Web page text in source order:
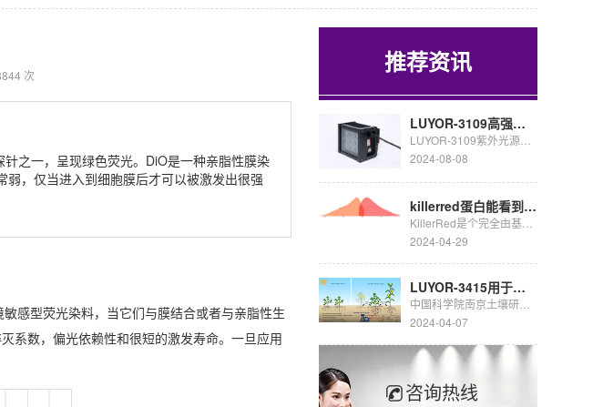
推荐资讯
LUYOR-3109高强度紫外催化光源促销
2024-08-08
killerred蛋白能看到荧光吗
2024-04-29
LUYOR-3415用于豆科生物固氮的研究
2024-04-07
咨询热线
次
之一，呈现绿色荧光。DiO是一种亲脂性膜染
，仅当进入到细胞膜后才可以被激发出很强
感型荧光染料，当它们与膜结合或者与亲脂性生
系数，偏光依赖性和很短的激发寿命。一旦应用